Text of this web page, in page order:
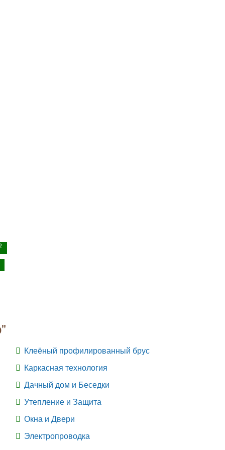
Клеёный профилированный брус
Каркасная технология
Дачный дом и Беседки
Утепление и Защита
Окна и Двери
Электропроводка